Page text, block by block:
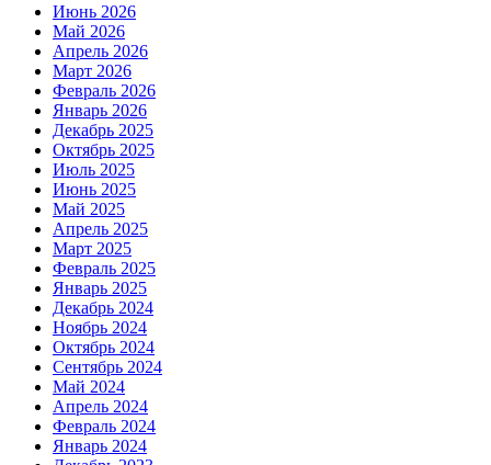
Июнь 2026
Май 2026
Апрель 2026
Март 2026
Февраль 2026
Январь 2026
Декабрь 2025
Октябрь 2025
Июль 2025
Июнь 2025
Май 2025
Апрель 2025
Март 2025
Февраль 2025
Январь 2025
Декабрь 2024
Ноябрь 2024
Октябрь 2024
Сентябрь 2024
Май 2024
Апрель 2024
Февраль 2024
Январь 2024